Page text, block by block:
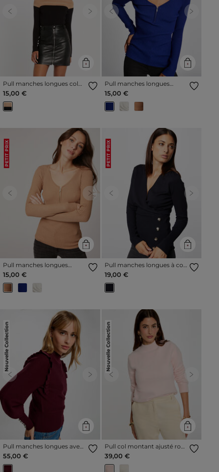
Previous Next
Pull manches longues col
montant camel femme
15,00 €
Previous Next
Pull manches longues
tricotage en côte bleu
femme
15,00 €
PETIT PRIX
Previous Next
Pull manches longues
tricotage en côte camel
femme
15,00 €
PETIT PRIX
Previous Next
Pull manches longues à col
effet croisé bleu marine
femme
19,00 €
Nouvelle Collection
Previous Next
Pull manches longues avec
volants prune femme
55,00 €
Nouvelle Collection
Previous Next
Pull col montant ajusté rose
clair femme
39,00 €